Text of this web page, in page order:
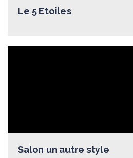
Le 5 Etoiles
Salon un autre style